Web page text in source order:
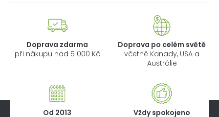
Doprava zdarma
při nákupu nad 5 000 Kč
Doprava po celém světě
včetně Kanady, USA a
Austrálie
Od 2013
Vždy spokojeno